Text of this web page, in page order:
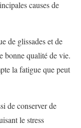
causes de
de glissades et de
bonne qualité de vie.
la fatigue que peut
de conserver de
le stress